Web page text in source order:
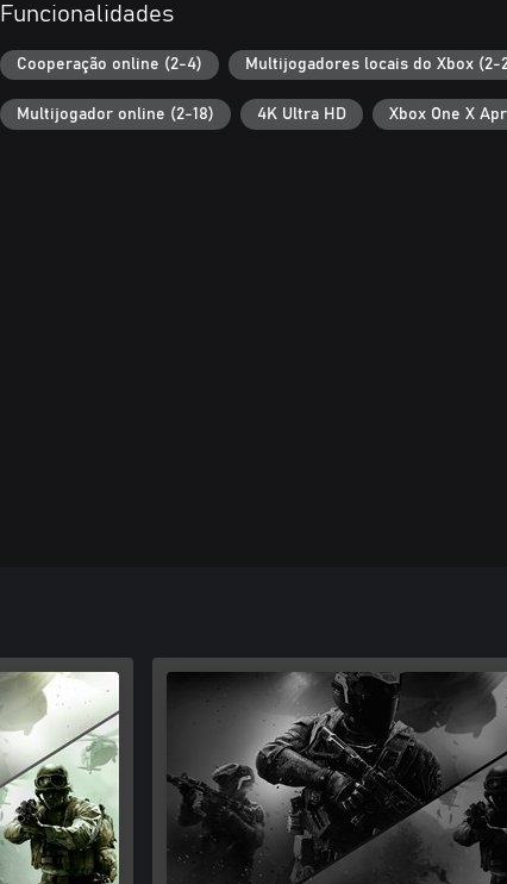
Funcionalidades
Cooperação online (2-4) Multijogadores locais do Xbox (2-
Multijogador online (2-18) 4K Ultra HD Xbox One X